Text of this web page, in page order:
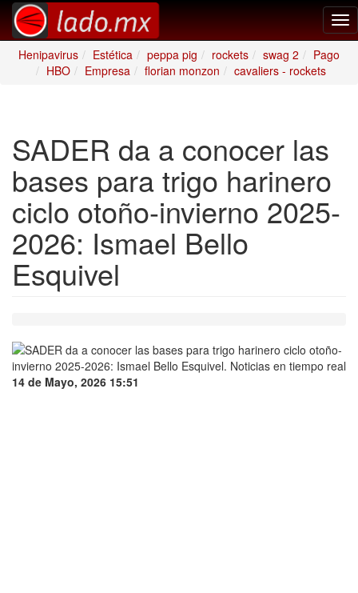
Henipavirus
Estética peppa pig rockets swag 2
Pago
HBO
Empresa florian monzon cavaliers - rockets
SADER da a conocer las
bases para trigo harinero
ciclo otoño-invierno 2025-
2026: Ismael Bello
Esquivel
14 de Mayo, 2026 15:51